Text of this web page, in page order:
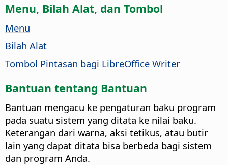
Menu, Bilah Alat, dan Tombol
Menu
Bilah Alat
Tombol Pintasan bagi LibreOffice Writer
Bantuan tentang Bantuan
Bantuan mengacu ke pengaturan baku program
pada suatu sistem yang ditata ke nilai baku.
Keterangan dari warna, aksi tetikus, atau butir
lain yang dapat ditata bisa berbeda bagi sistem
dan program Anda.